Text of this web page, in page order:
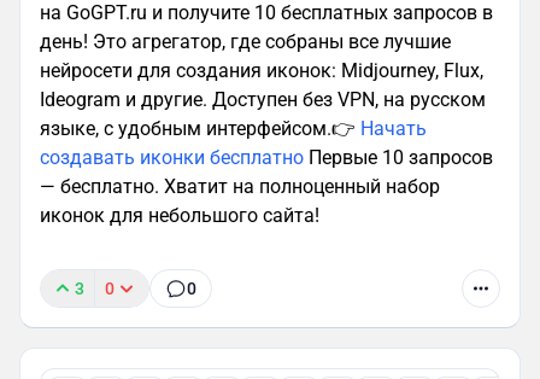
на GoGPT.ru и получите 10 бесплатных запросов в
день! Это агрегатор, где собраны все лучшие
нейросети для создания иконок: Midjourney, Flux,
Ideogram и другие. Доступен без VPN, на русском
языке, с удобным интерфейсом.👉 Начать
создавать иконки бесплатно Первые 10 запросов
— бесплатно. Хватит на полноценный набор
иконок для небольшого сайта!
3 0 0